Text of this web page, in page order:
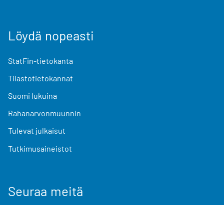
Löydä nopeasti
StatFin-tietokanta
Tilastotietokannat
Suomi lukuina
Rahanarvonmuunnin
Tulevat julkaisut
Tutkimusaineistot
Seuraa meitä